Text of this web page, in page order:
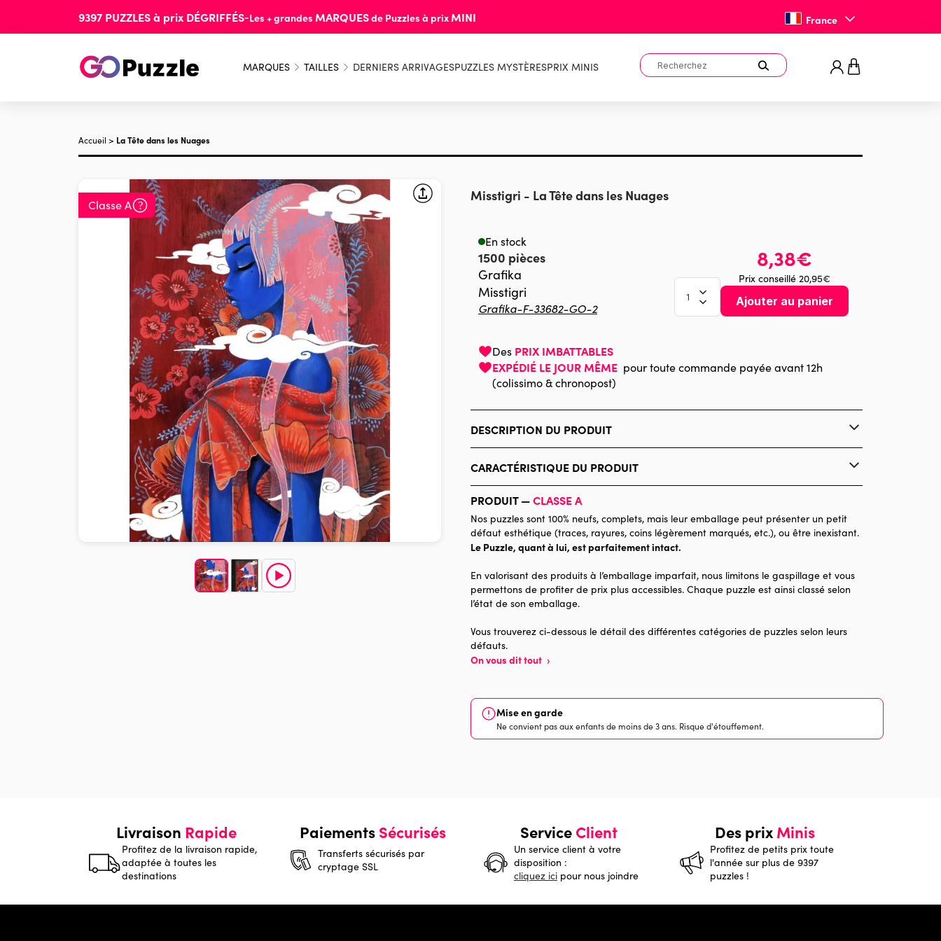
9397 PUZZLESà prix DÉGRIFFÉS-Les + grandes MARQUESde Puzzles à prix MINI France
MARQUES TAILLES DERNIERS ARRIVAGESPUZZLES MYSTÈRESPRIX MINIS
Accueil > La Tête dans les Nuages
Classe A
Misstigri - La Tête dans les Nuages
En stock
1500 pièces
Grafika
Misstigri
Grafika-F-33682-GO-2
8,38€
Prix conseillé 20,95€
Ajouter au panier
Des PRIX IMBATTABLES
EXPÉDIÉ LE JOUR MÊME pour toute commande payée avant 12h
(colissimo & chronopost)
DESCRIPTION DU PRODUIT
Misstigri
CARACTÉRISTIQUE DU PRODUIT
Marque
Grafika
Catégorie
Age
Puzzle pour Adultes (500 à 48.000 pièces)
Provenance
Nombre de pièces
1500 pièces
Dimensions
PRODUIT —CLASSE A
Nos puzzles sont 100% neufs, complets, mais leur emballage peut présenter un petit
défaut esthétique (traces, rayures, coins légèrement marqués, etc.), ou être inexistant.
Le Puzzle, quant à lui, est parfaitement intact.
En valorisant des produits à l’emballage imparfait, nous limitons le gaspillage et vous
permettons de profiter de prix plus accessibles. Chaque puzzle est ainsi classé selon
l’état de son emballage.
Vous trouverez ci-dessous le détail des différentes catégories de puzzles selon leurs
défauts.
On vous dit tout ›
Mise en garde
Ne convient pas aux enfants de moins de 3 ans. Risque d'étouffement.
Livraison Rapide
Profitez de la livraison rapide,
adaptée à toutes les
destinations
PaiementsSécurisés
Transferts sécurisés par
cryptage SSL
ServiceClient
Un service client à votre
disposition :
cliquez ici pour nous joindre
Des prixMinis
Profitez de petits prix toute
l'année sur plus de 9397
puzzles !